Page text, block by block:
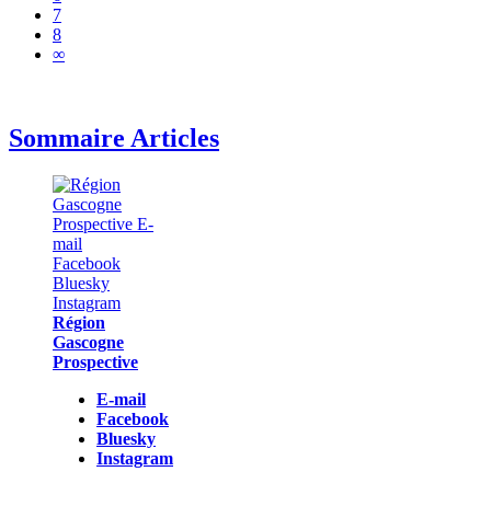
7
8
∞
Sommaire Articles
Région
Gascogne
Prospective
E-mail
Facebook
Bluesky
Instagram